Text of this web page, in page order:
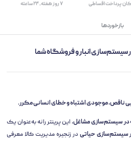
پرداخت اقساطی ۷ روز ﻫﻔﺘﻪ، ۲۴ ﺳﺎﻋﺘﻪ
بازخوردها
ناقص، موجودی اشتباه و خطای انسانی مکرر.
، این پرینتر را نه به‌عنوان یک
سیستم‌سازی حیاتی در زنجیره مدیریت کالا معرفی